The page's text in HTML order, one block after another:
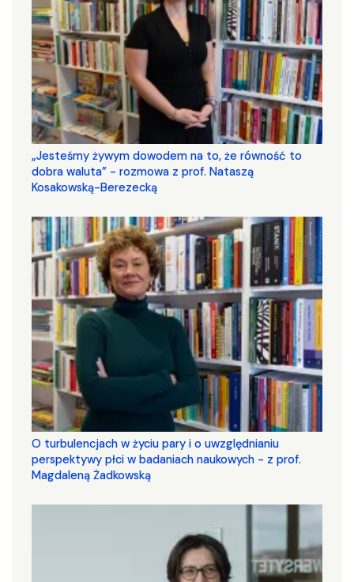
„Jesteśmy żywym dowodem na to, że równość to
dobra waluta” - rozmowa z prof. Nataszą
Kosakowską-Berezecką
O turbulencjach w życiu pary i o uwzględnianiu
perspektywy płci w badaniach naukowych - z prof.
Magdaleną Żadkowską